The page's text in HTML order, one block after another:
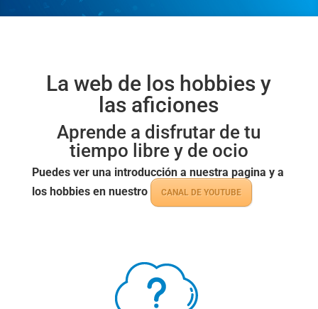
La web de los hobbies y
las aficiones
Aprende a disfrutar de tu
tiempo libre y de ocio
Puedes ver una introducción a nuestra pagina y a
los hobbies en nuestro
CANAL DE YOUTUBE